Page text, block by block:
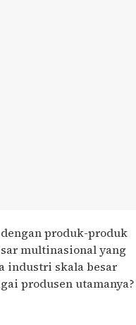
produk-produk
multinasional yang
industri skala besar
produsen utamanya?